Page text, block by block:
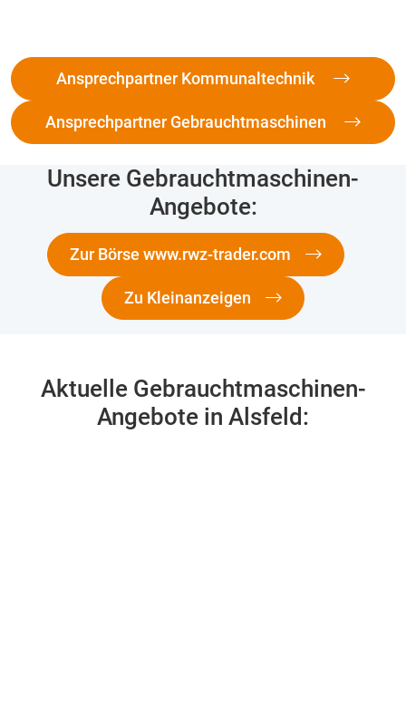
Ansprechpartner Kommunaltechnik
Ansprechpartner Gebrauchtmaschinen
Unsere Gebrauchtmaschinen-
Angebote:
Zur Börse www.rwz-trader.com
Zu Kleinanzeigen
Aktuelle Gebrauchtmaschinen-
Angebote in Alsfeld: